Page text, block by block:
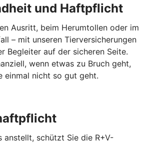
und Haftpflicht
Ausritt, beim Herumtollen oder im
– mit unseren Tierversicherungen
Begleiter auf der sicheren Seite.
wenn etwas zu Bruch geht,
einmal nicht so gut geht.
anstellt, schützt Sie die R+V-